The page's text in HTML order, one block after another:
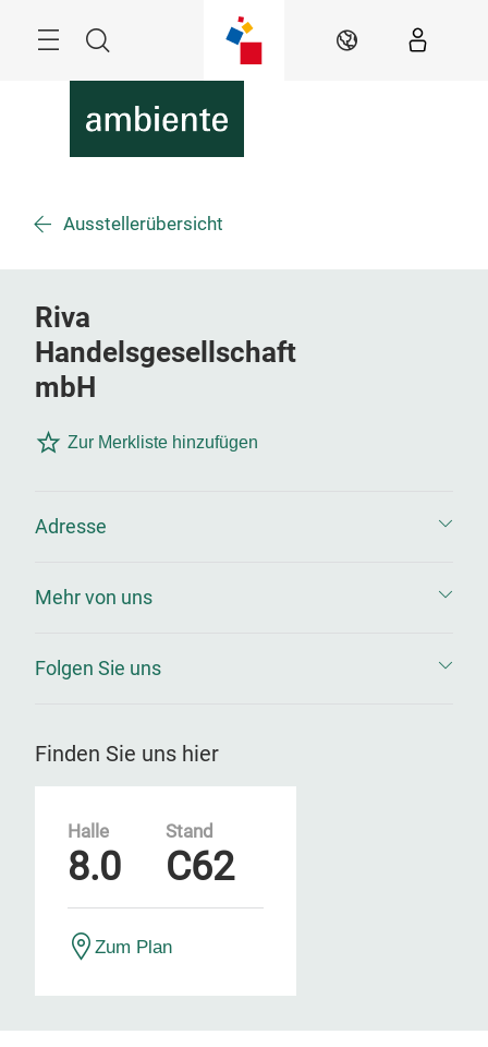
Suche DE
Ausstellerübersicht
Riva
Handelsgesellschaft
mbH
Zur Merkliste hinzufügen
Adresse
Mehr von uns
Folgen Sie uns
Finden Sie uns hier
Halle
8.0
Stand
C62
Zum Plan